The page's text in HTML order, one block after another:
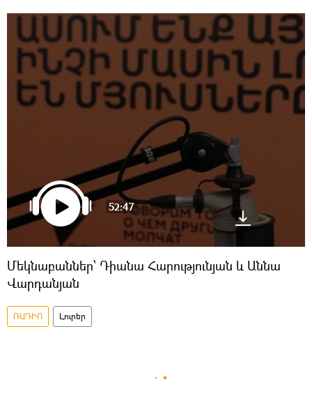
52:47
Մեկնաբաններ՝ Դիանա Հարությունյան և Աննա
Վարդանյան
ՌԱԴԻՈ Լուրեր